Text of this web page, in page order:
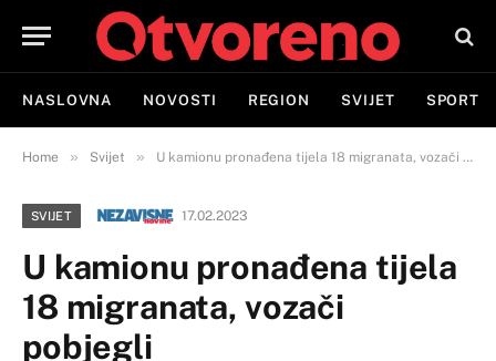
NASLOVNA NOVOSTI REGION SVIJET SPORT
Home » Svijet » U kamionu pronađena tijela 18 migranata, vozači pobjegli
SVIJET 17.02.2023
U kamionu pronađena tijela
18 migranata, vozači
pobjegli